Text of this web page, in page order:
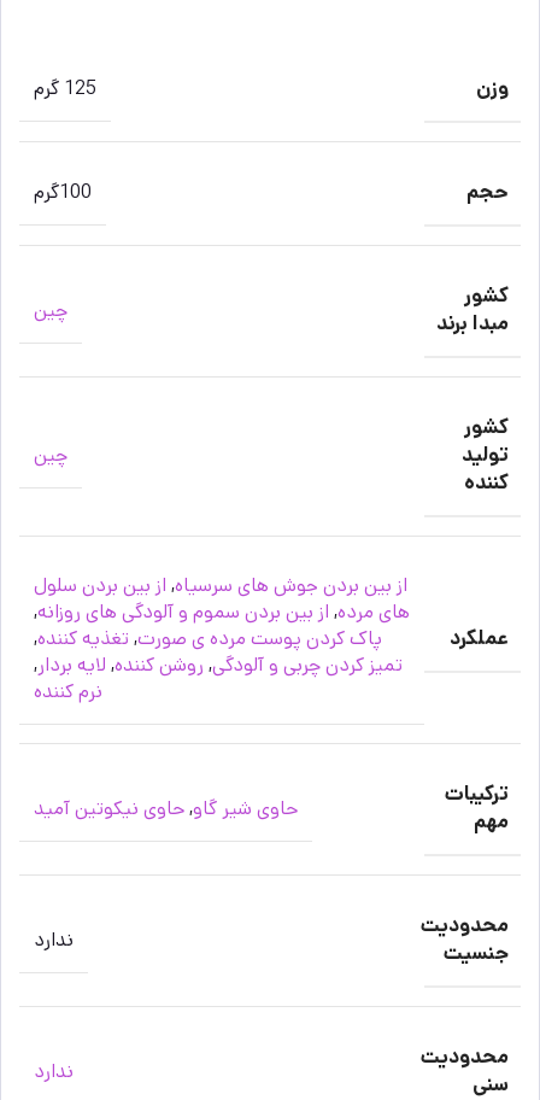
وزن 125 گرم
حجم 100گرم
کشور
مبدا برند
چین
کشور
تولید
کننده
چین
عملکرد
از بین بردن جوش های سرسیاه, از بین بردن سلول
های مرده, از بین بردن سموم و آلودگی های روزانه,
پاک کردن پوست مرده ی صورت, تغذیه کننده,
تمیز کردن چربی و آلودگی, روشن کننده, لایه بردار,
نرم کننده
ترکیبات
مهم
حاوی شیر گاو,حاوی نیکوتین آمید
محدودیت
جنسیت
ندارد
محدودیت
سنی
ندارد